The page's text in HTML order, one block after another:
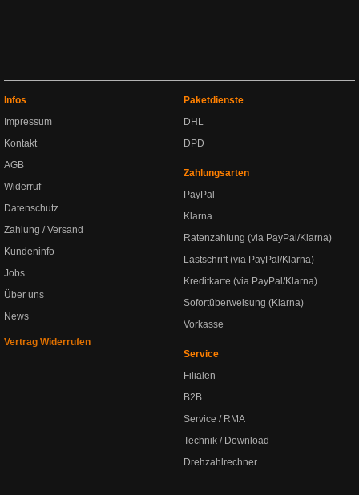
Infos
Impressum
Kontakt
AGB
Widerruf
Datenschutz
Zahlung / Versand
Kundeninfo
Jobs
Über uns
News
Vertrag Widerrufen
Paketdienste
DHL
DPD
Zahlungsarten
PayPal
Klarna
Ratenzahlung (via PayPal/Klarna)
Lastschrift (via PayPal/Klarna)
Kreditkarte (via PayPal/Klarna)
Sofortüberweisung (Klarna)
Vorkasse
Service
Filialen
B2B
Service / RMA
Technik / Download
Drehzahlrechner